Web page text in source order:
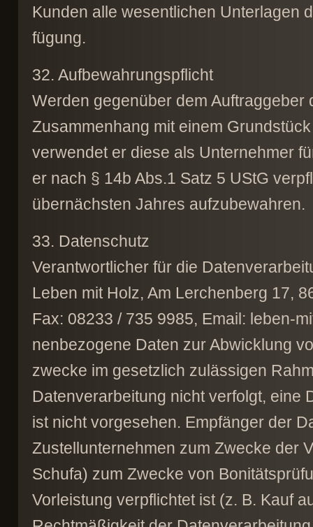
Kunden alle wesentlichen Unterlagen
fügung.
32. Aufbewahrungspflicht
Werden gegenüber dem
Zusammenhang mit einem
verwendet er diese als Unternehmer
er nach § 14b Abs.1 Satz 5 UStG
übernächsten Jahres aufzubewahren.
33. Datenschutz
Verantwortlicher für die
Leben mit Holz, Am Lerchenberg 17,
Fax: 08233 / 735 9985, Email: leben-
nenbezogene Daten zur Abwicklung
zwecke im gesetzlich zulässigen
Datenverarbeitung nicht verfolgt, eine
ist nicht vorgesehen. Empfänger der
Zustellunternehmen zum Zwecke der
Schufa) zum Zwecke von
Vorleistung verpflichtet ist (z. B. Kauf